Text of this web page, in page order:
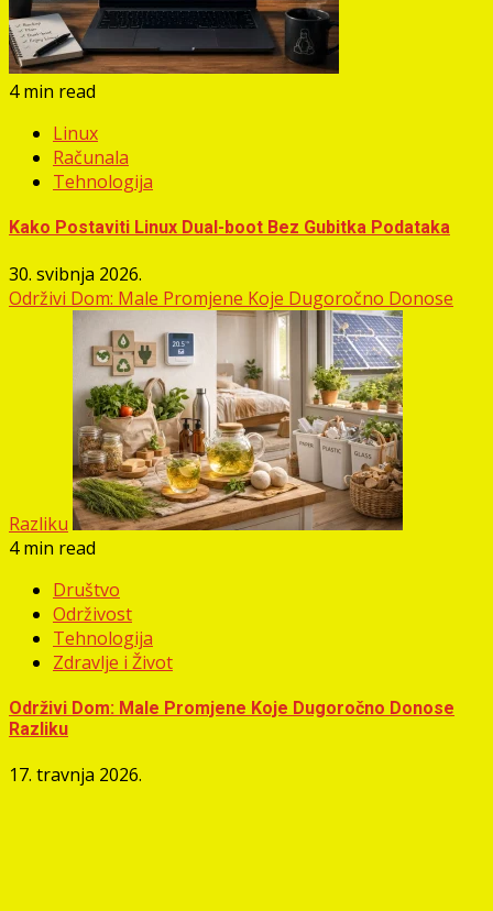
4 min read
Linux
Računala
Tehnologija
Kako Postaviti Linux Dual-boot Bez Gubitka Podataka
30. svibnja 2026.
Održivi Dom: Male Promjene Koje Dugoročno Donose
Razliku
4 min read
Društvo
Održivost
Tehnologija
Zdravlje i Život
Održivi Dom: Male Promjene Koje Dugoročno Donose
Razliku
17. travnja 2026.